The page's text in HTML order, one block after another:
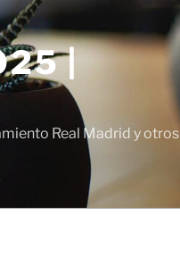
|
Real Madrid y otros